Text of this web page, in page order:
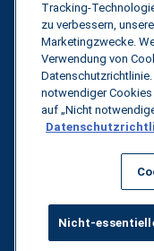
Tarif-Tracker
Kontakt
Alle Rechte
Tracking-
zu verbessern,
Marketingzwecke.
Verwendung von
notwendiger
auf „Nicht
Nicht-